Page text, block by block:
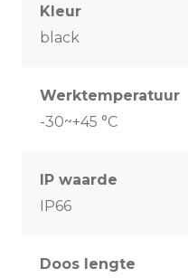
Kleur
black
Werktemperatuur
-30~+45 °C
IP waarde
IP66
Doos lengte